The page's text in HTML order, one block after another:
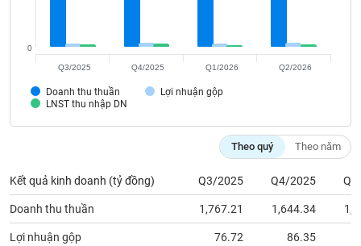
Doanh thu thuần
Lợi nhuận gộp
LNST thu nhập DN
0
Q3/2025 Q4/2025 Q1/2026 Q2/2026
Theo quý Theo năm
Kết quả kinh doanh (tỷ đồng) Q3/2025 Q4/2025
Doanh thu thuần 1,767.21 1,644.34
Lợi nhuận gộp 76.72 86.35
Bài
của
tác
Báo
cáo
phân
tích
(-)